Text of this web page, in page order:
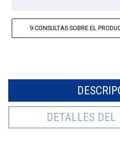
9 CONSULTAS SOBRE EL
DETALLES DEL